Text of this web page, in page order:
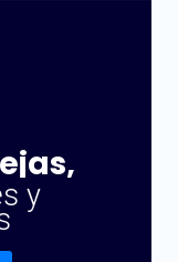
y